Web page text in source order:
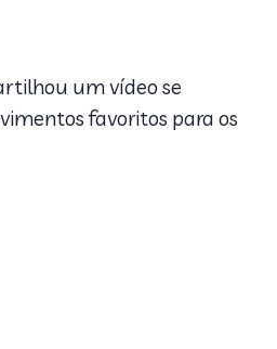
um vídeo se
favoritos para os